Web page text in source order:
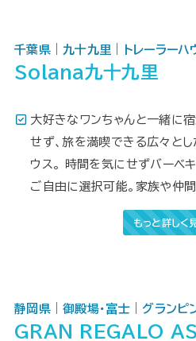
千葉県｜九十九里｜トレーラーハ
Solana九十九里
大好きなワンちゃんと一緒に
せず、旅を満喫できる広々とし
ウス。 時間を気にせずバーベ
ご自由に選択可能。家族や仲
もっと詳しく
静岡県｜御殿場・富士｜グランピ
GRAN REGALO